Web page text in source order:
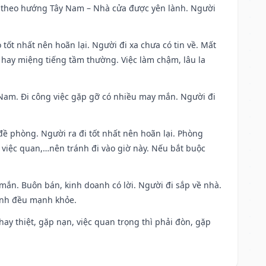
hướng Tây Nam – Nhà cửa được yên lành. Người
nhất nên hoãn lại. Người đi xa chưa có tin về. Mất
miệng tiếng tầm thường. Việc làm chậm, lâu la
Đi công việc gặp gỡ có nhiều may mắn. Người đi
phòng. Người ra đi tốt nhất nên hoãn lại. Phòng
quan,…nên tránh đi vào giờ này. Nếu bắt buộc
Buôn bán, kinh doanh có lời. Người đi sắp về nhà.
đều mạnh khỏe.
thiệt, gặp nạn, việc quan trọng thì phải đòn, gặp